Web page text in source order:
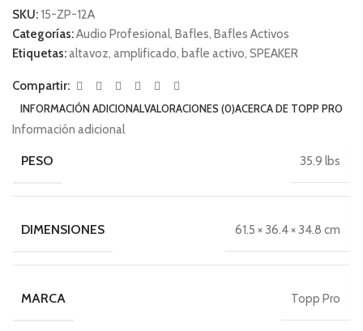
SKU: 15-ZP-12A
Categorías:Audio Profesional, Bafles, Bafles Activos
Etiquetas:altavoz, amplificado, bafle activo, SPEAKER
Compartir:
INFORMACIÓN ADICIONALVALORACIONES (0)ACERCA DE TOPP PRO
Información adicional
PESO 35.9 lbs
DIMENSIONES 61.5 × 36.4 × 34.8 cm
MARCA Topp Pro